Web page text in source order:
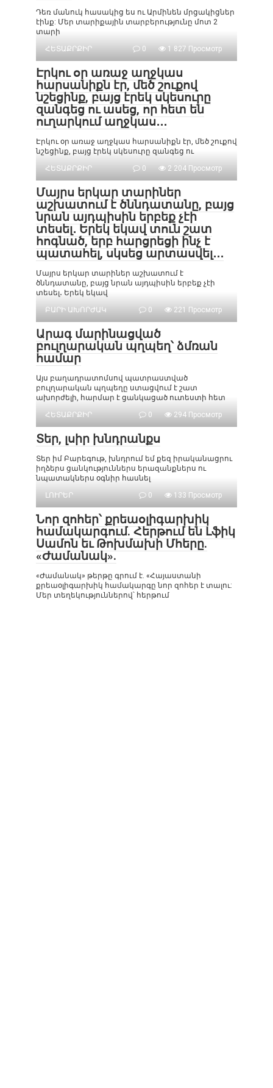
Դեռ մանուկ հասակից ես ու Արմինեն մրցակիցներ
էինք: Մեր տարիքային տարբերությունը մոտ 2
տարի
ՀԵՏԱՔՐՔԻՐ
0 1 827 Просмотр
Էրկու օր առաջ աղջկաս
հարսանիքն էր, մեծ շուքով
նշեցինք, բայց էրեկ սկեսուրը
զանգեց ու ասեց, որ հետ են
ուղարկում աղջկաս․․․
Էրկու օր առաջ աղջկաս հարսանիքն էր, մեծ շուքով
նշեցինք, բայց էրեկ սկեսուրը զանգեց ու
ՀԵՏԱՔՐՔԻՐ
0 2 204 Просмотр
Մայրս երկար տարիներ
աշխատում է ծննդատանը, բայց
նրան այդպիսին երբեք չէի
տեսել․ Երեկ եկավ տուն շատ
հոգնած, երբ հարցրեցի ինչ է
պատահել, սկսեց արտասվել․․․
Մայրս երկար տարիներ աշխատում է
ծննդատանը, բայց նրան այդպիսին երբեք չէի
տեսել․ Երեկ եկավ
ԲԱՐԻ ԱԽՈՐԺԱԿ
0 221 Просмотр
Արագ մարինացված
բուլղարական պղպեղ՝ ձմռան
համար
Այս բաղադրատոմսով պատրաստված
բուլղարական պղպեղը ստացվում է շատ
ախորժելի, հարմար է ցանկացած ուտեստի հետ
ՀԵՏԱՔՐՔԻՐ
0 294 Просмотр
Տեր, լսիր խնդրանքս
Տեր իմ Բարեգութ, խնդրում եմ քեզ իրականացրու
իղձերս ցանկություններս երազանքներս ու
նպատակներս օգնիր հասնել
ԼՈՒՐԵՐ
0 133 Просмотр
Նոր զոհեր՝ քրեաօլիգարխիկ
համակարգում. Հերթում են Լֆիկ
Սամոն եւ Թոխմախի Մհերը.
«Ժամանակ».
«Ժամանակ» թերթը գրում է. «Հայաստանի
քրեաօլիգարխիկ համակարգը նոր զոհեր է տալու:
Մեր տեղեկություններով՝ հերթում